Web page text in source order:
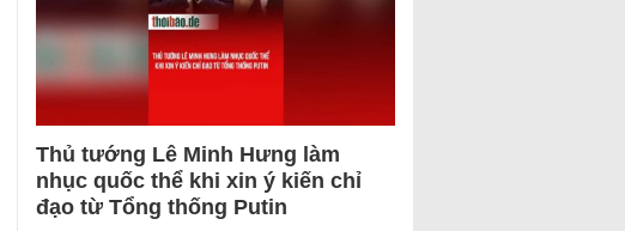
Thủ tướng Lê Minh Hưng làm
nhục quốc thể khi xin ý kiến chỉ
đạo từ Tổng thống Putin